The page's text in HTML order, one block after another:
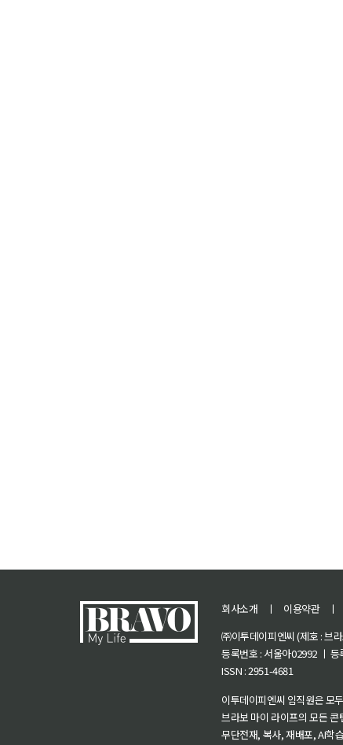
회사소개 ㅣ 이용약관 ㅣ
㈜이투데이피엔씨 (제호 : 브
등록번호 : 서울아02992 ㅣ
ISSN : 2951-4681
이투데이피엔씨 임직원은 모
브라보 마이 라이프의 모든
무단전재, 복사, 재배포, AI학